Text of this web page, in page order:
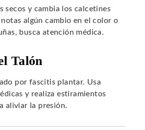
secos y cambia los calcetines
algún cambio en el color o
busca atención médica.
Talón
por fascitis plantar. Usa
y realiza estiramientos
aliviar la presión.